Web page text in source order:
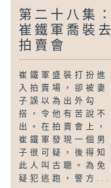
第二十八集：
崔鐵軍喬裝去
拍賣會
崔鐵軍盛裝打扮進
入拍賣場，卻被妻
子誤以為出外勾
搭，令他有苦說不
出。在拍賣會上，
崔鐵軍發現一個男
子很可疑，後得知
此人叫古聰。為免
疑犯逃跑，警方...